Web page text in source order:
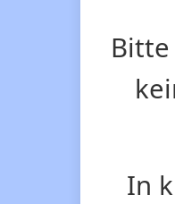
In